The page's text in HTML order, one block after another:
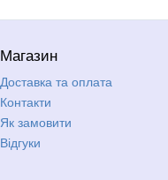
Магазин
Доставка та оплата
Контакти
Як замовити
Відгуки